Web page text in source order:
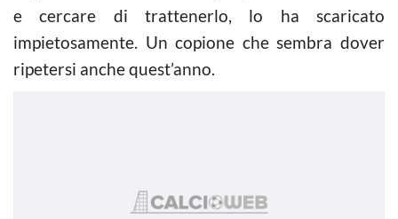
e cercare di trattenerlo, lo ha scaricato
impietosamente. Un copione che sembra dover
ripetersi anche quest’anno.